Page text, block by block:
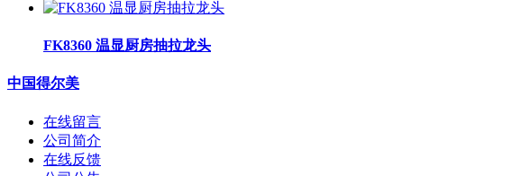
FK8360 温显厨房抽拉龙头
中国得尔美
在线留言
公司简介
在线反馈